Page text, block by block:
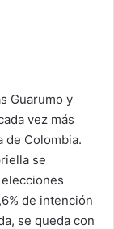
Guarumo y
vez más
de Colombia.
se
de intención
se queda con